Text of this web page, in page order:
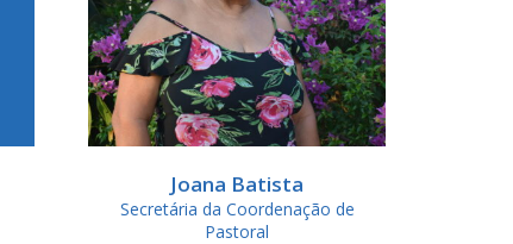
Joana Batista
Secretária da Coordenação de
Pastoral